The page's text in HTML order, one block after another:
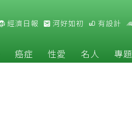
經濟日報 河好如初 有設計
癌症 性愛 名人 專題